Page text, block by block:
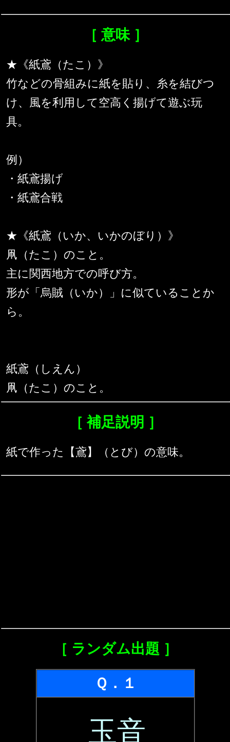
［ 意味 ］
★《紙鳶（たこ）》
竹などの骨組みに紙を貼り、糸を結びつ
け、風を利用して空高く揚げて遊ぶ玩
具。
例）
・紙鳶揚げ
・紙鳶合戦
★《紙鳶（いか、いかのぼり）》
凧（たこ）のこと。
主に関西地方での呼び方。
形が「烏賊（いか）」に似ていることか
ら。
紙鳶（しえん）
凧（たこ）のこと。
［ 補足説明 ］
紙で作った【鳶】（とび）の意味。
［ ランダム出題 ］
Ｑ．１
玉音